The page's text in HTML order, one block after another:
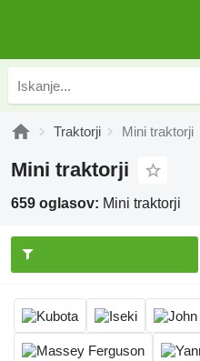
Traktorji Mini traktorji
Mini traktorji
659 oglasov: Mini traktorji